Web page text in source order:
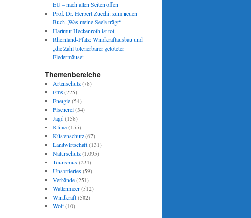
EU – nach allen Seiten offen
Prof. Dr. Herbert Zucchi: zum neuen
Buch „Was meine Seele trägt“
Hartmut Heckenroth ist tot
Rheinland-Pfalz: Windkraftausbau und
„die Zahl tolerierbarer getöteter
Fledermäuse“
Themenbereiche
Artenschutz(78)
Ems(225)
Energie(54)
Fischerei(34)
Jagd(158)
Klima(155)
Küstenschutz(67)
Landwirtschaft(131)
Naturschutz(1.095)
Tourismus(294)
Unsortiertes(59)
Verbände(251)
Wattenmeer(512)
Windkraft(502)
Wolf(10)